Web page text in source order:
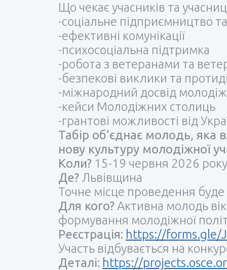
Що чекає учасників та
-соціальне підприємництво
-ефективні комунікації
-психосоціальна підтримка
-робота з ветеранами та
-безпекові виклики та
-міжнародний досвід
-кейси Молодіжних столиць
-грантові можливості від
Табір об’єднає молодь, яка
нову культуру молодіжної
Коли? 15-19 червня 2026 року
Де? Львівщина
Точне місце проведення
Для кого?Активна молодь
формування молодіжної
Реєстрація: https://forms.gle/
Участь відбувається на
Деталі: https://